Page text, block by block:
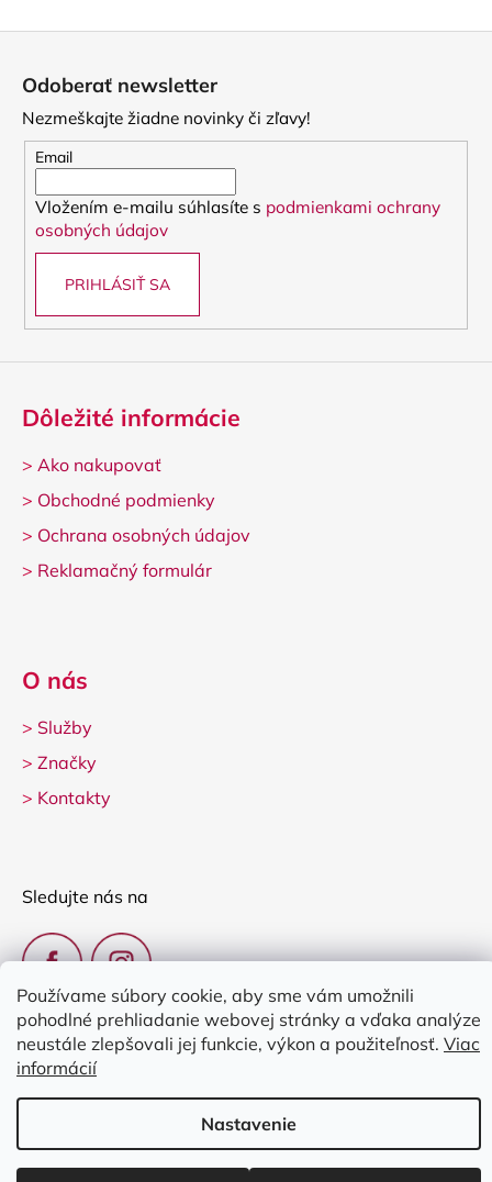
Používame súbory cookie, aby sme vám umožnili
pohodlné prehliadanie webovej stránky a vďaka analýze
neustále zlepšovali jej funkcie, výkon a použiteľnosť. Viac
informácií
Nastavenie
Odoberať newsletter
Nezmeškajte žiadne novinky či zľavy!
Email
Vložením e-mailu súhlasíte s podmienkami ochrany
osobných údajov
PRIHLÁSIŤ SA
Dôležité informácie
> Ako nakupovať
> Obchodné podmienky
> Ochrana osobných údajov
> Reklamačný formulár
O nás
> Služby
> Značky
> Kontakty
Sledujte nás na
Clarina Music. Všetky práva vyhradené.
nastavenie cookies